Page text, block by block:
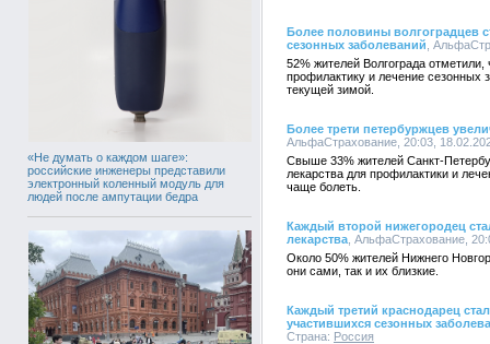
«Не думать о каждом шаге»:
российские инженеры представили
электронный коленный модуль для
людей после ампутации бедра
Более половины волгоградцев
сезонных заболеваний ,
52% жителей Волгограда
профилактику и лечение сезонных
текущей зимой.
Более трети петербуржцев
АльфаСтрахование, 20:03,
Свыше 33% жителей Санкт-
лекарства для профилактики и
чаще болеть.
Каждый второй нижегородец
лекарства , АльфаСтрахование,
Около 50% жителей Нижнего
они сами, так и их близкие.
Каждый третий краснодарец
участившихся сезонных
Страна: Россия